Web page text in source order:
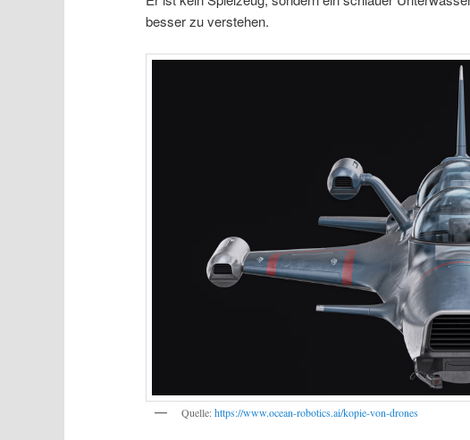
besser zu verstehen.
Quelle:https://www.ocean-robotics.ai/kopie-von-drones